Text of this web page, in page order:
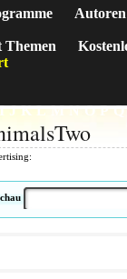
Autoren
I J K L M N O P Q